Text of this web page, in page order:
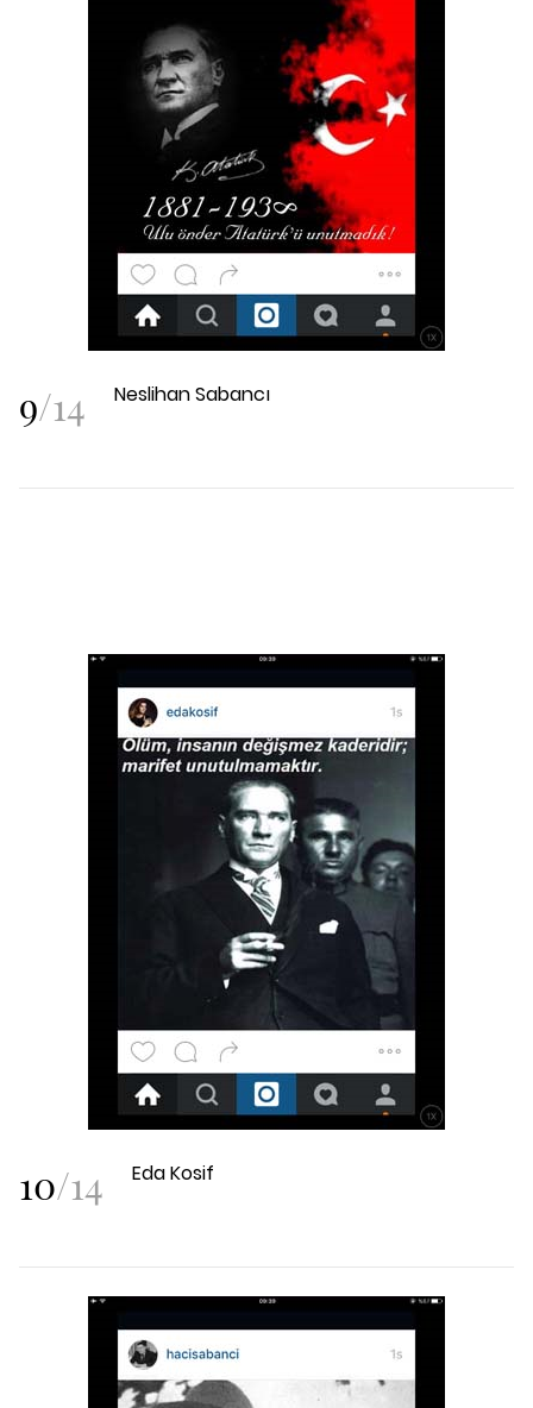
9/14 Neslihan Sabancı
10/14 Eda Kosif